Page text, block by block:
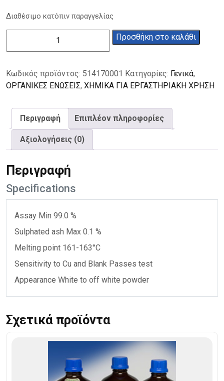
Διαθέσιμο κατόπιν παραγγελίας
ποσότητα
Προσθήκη στο καλάθι
Κωδικός προϊόντος: 514170001 Κατηγορίες: Γενικά,
ΟΡΓΑΝΙΚΕΣ ΕΝΩΣΕΙΣ, ΧΗΜΙΚΑ ΓΙΑ ΕΡΓΑΣΤΗΡΙΑΚΗ ΧΡΗΣΗ
Περιγραφή Επιπλέον πληροφορίες
Αξιολογήσεις (0)
Περιγραφή
Specifications
Assay Min 99.0 %
Sulphated ash Max 0.1 %
Melting point 161-163°C
Sensitivity to Cu and Blank Passes test
Appearance White to off white powder
Σχετικά προϊόντα